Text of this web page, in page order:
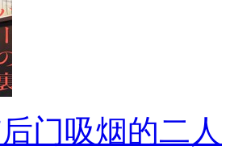
门吸烟的二人